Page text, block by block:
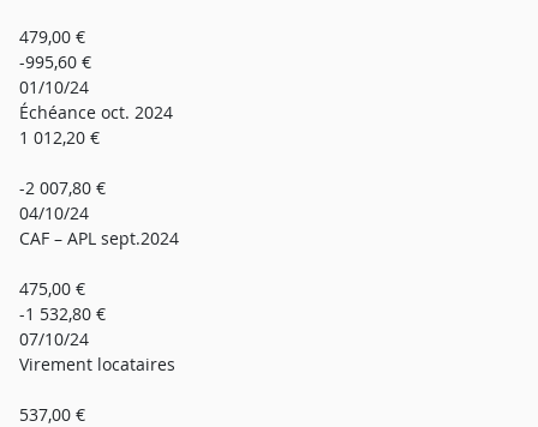
479,00 €
-995,60 €
01/10/24
Échéance oct. 2024
1 012,20 €
-2 007,80 €
04/10/24
CAF – APL sept.2024
475,00 €
-1 532,80 €
07/10/24
Virement locataires
537,00 €